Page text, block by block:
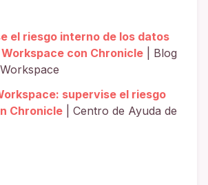
el riesgo interno de los datos
Workspace con Chronicle | Blog
supervise el riesgo
Chronicle | Centro de Ayuda de